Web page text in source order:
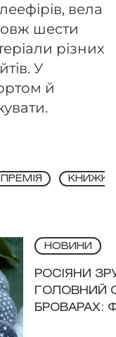
вела
шести
різних
У
й
ПРЕМІЯ
НОВИНИ
РОСІЯНИ
ГОЛОВНИЙ
БРОВАРАХ: